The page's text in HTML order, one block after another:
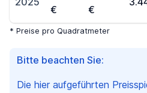
Bitte beachten Sie:
Die hier aufgeführten
€
€
* Preise pro Quadratmeter